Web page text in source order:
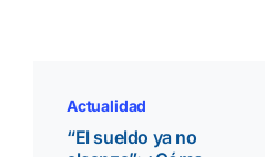
Actualidad
“El sueldo ya no